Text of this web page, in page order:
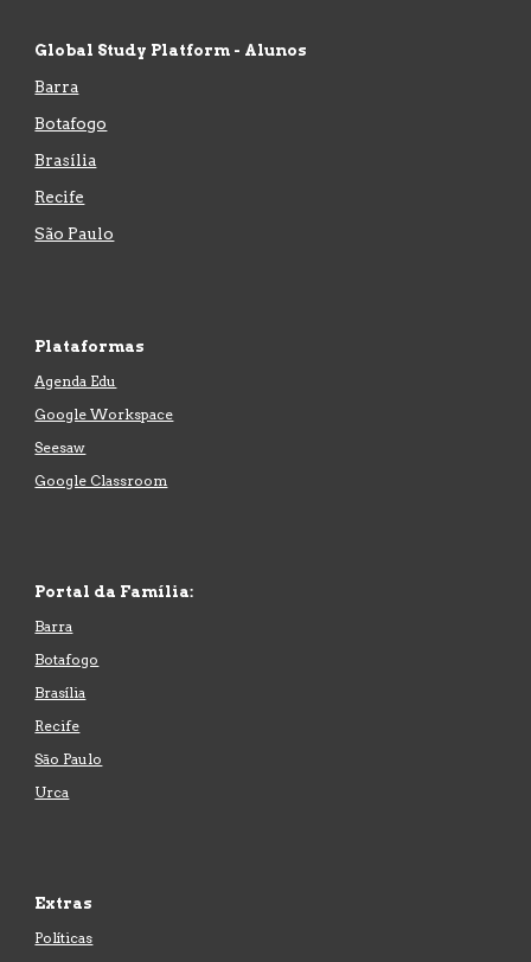
Global Study Platform - Alunos
Barra
Botafogo
Brasília
Recife
São Paulo
Plataformas
Agenda Edu
Google Workspace
Seesaw
Google Classroom
Portal da Família:
Barra
Botafogo
Brasília
Recife
São Paulo
Urca
Extras
Políticas